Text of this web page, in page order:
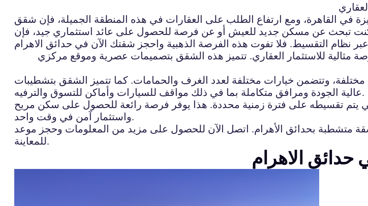
في القاهرة، ومع ارتفاع الطلب على العقارات في هذه المنطقة الجميلة، فإن شقق
كنت تبحث عن مسكن جديد للعيش أو عن فرصة للحصول على عائد استثماري جيد، فإن
مثالية للاستثمار العقاري. تتميز هذه الشقق بتصميمات عصرية وموقع مركزي
وتتضمن خيارات مختلفة لعدد الغرف والحمامات. كما تتميز الشقق بتشطيبات
عالية الجودة ومرافق متكاملة بما في ذلك مواقف للسيارات وأماكن للتسوق والترفيه.
يتم تقسيطه على فترة زمنية محددة. هذا يوفر فرصة رائعة للحصول على سكن مريح
واستثمار آمن في وقت واحد.
متشطبة بحدائق الأهرام. اتصل الآن للحصول على مزيد من المعلومات وحجز موعد
للمعاينة.
الاهرام